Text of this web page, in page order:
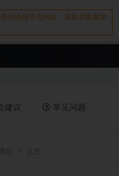
法违规不良内容，请联系客服举
建议 常见问题